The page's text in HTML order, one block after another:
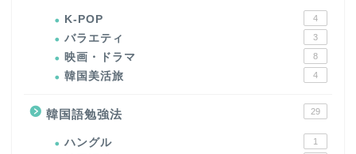
K-POP 4
バラエティ 3
映画・ドラマ 8
韓国美活旅 4
韓国語勉強法 29
ハングル 1